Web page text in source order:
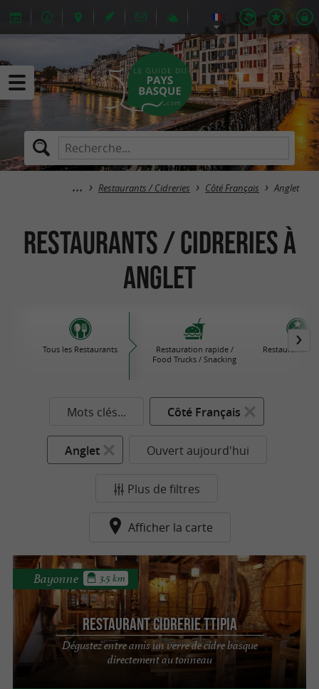
Restaurants / Cidreries Côté Français Anglet
Restaurants / Cidreries à
Anglet
Tous les Restaurants
Restauration rapide /
Food Trucks / Snacking
Restaurants
Mots clés... Côté Français
Anglet Ouvert aujourd'hui
Plus de filtres
Afficher la carte
Restaurant Cidrerie TTipia
Dégustez entre amis un verre de cidre basque
directement au tonneau
Bayonne 3.5 km